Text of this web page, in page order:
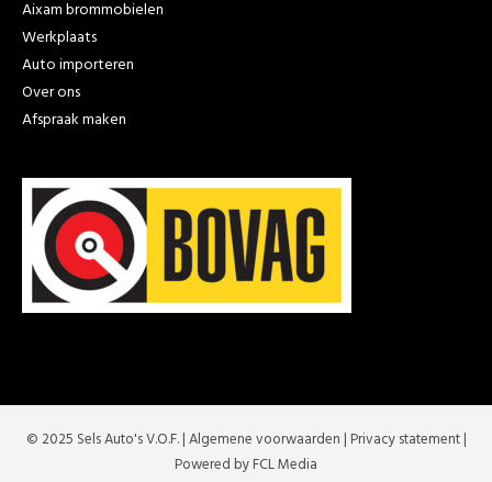
Aixam brommobielen
Werkplaats
Auto importeren
Over ons
Afspraak maken
© 2025 Sels Auto's V.O.F. |Algemene voorwaarden | Privacy statement|
Powered by FCL Media